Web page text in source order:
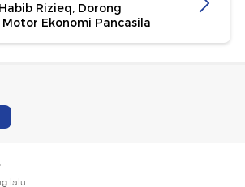
Rizieq, Dorong
Ekonomi Pancasila